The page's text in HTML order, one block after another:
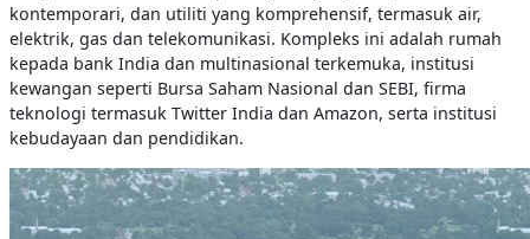
kontemporari, dan utiliti yang komprehensif, termasuk air,
elektrik, gas dan telekomunikasi. Kompleks ini adalah rumah
kepada bank India dan multinasional terkemuka, institusi
kewangan seperti Bursa Saham Nasional dan SEBI, firma
teknologi termasuk Twitter India dan Amazon, serta institusi
kebudayaan dan pendidikan.